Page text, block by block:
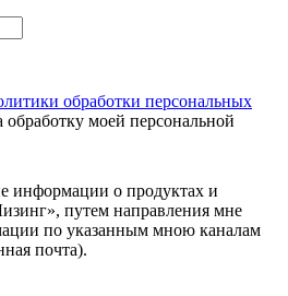
обработки персональных
обработку моей персональной
информации о продуктах и
путем направления мне
по указанным мною каналам
почта).